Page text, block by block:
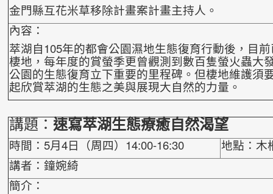
金門縣互花米草移除計畫案計畫主持人。
內容：
萃湖自105年的都會公園濕地生態復育行動後，目
棲地，每年度的賞螢季更曾觀測到數百隻螢火蟲大
公園的生態復育立下重要的里程碑。但棲地維護須
起欣賞萃湖的生態之美與展現大自然的力量。
講題：速寫萃湖生態療癒自然渴望
時間：5月4日（周四）14:00-16:30
地點：木
講者：鐘婉綺
簡介：